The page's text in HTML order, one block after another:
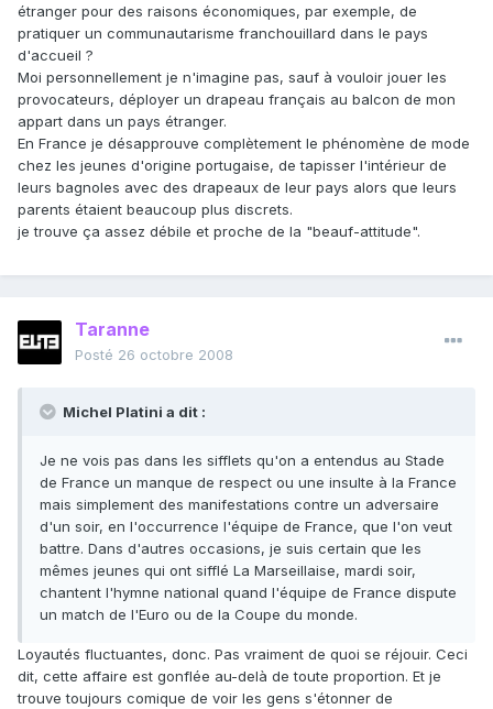
étranger pour des raisons économiques, par exemple, de
pratiquer un communautarisme franchouillard dans le pays
d'accueil ?
Moi personnellement je n'imagine pas, sauf à vouloir jouer les
provocateurs, déployer un drapeau français au balcon de mon
appart dans un pays étranger.
En France je désapprouve complètement le phénomène de mode
chez les jeunes d'origine portugaise, de tapisser l'intérieur de
leurs bagnoles avec des drapeaux de leur pays alors que leurs
parents étaient beaucoup plus discrets.
je trouve ça assez débile et proche de la "beauf-attitude".
Taranne
Posté 26 octobre 2008
Michel Platini a dit :
Je ne vois pas dans les sifflets qu'on a entendus au Stade
de France un manque de respect ou une insulte à la France
mais simplement des manifestations contre un adversaire
d'un soir, en l'occurrence l'équipe de France, que l'on veut
battre. Dans d'autres occasions, je suis certain que les
mêmes jeunes qui ont sifflé La Marseillaise, mardi soir,
chantent l'hymne national quand l'équipe de France dispute
un match de l'Euro ou de la Coupe du monde.
Loyautés fluctuantes, donc. Pas vraiment de quoi se réjouir. Ceci
dit, cette affaire est gonflée au-delà de toute proportion. Et je
trouve toujours comique de voir les gens s'étonner de